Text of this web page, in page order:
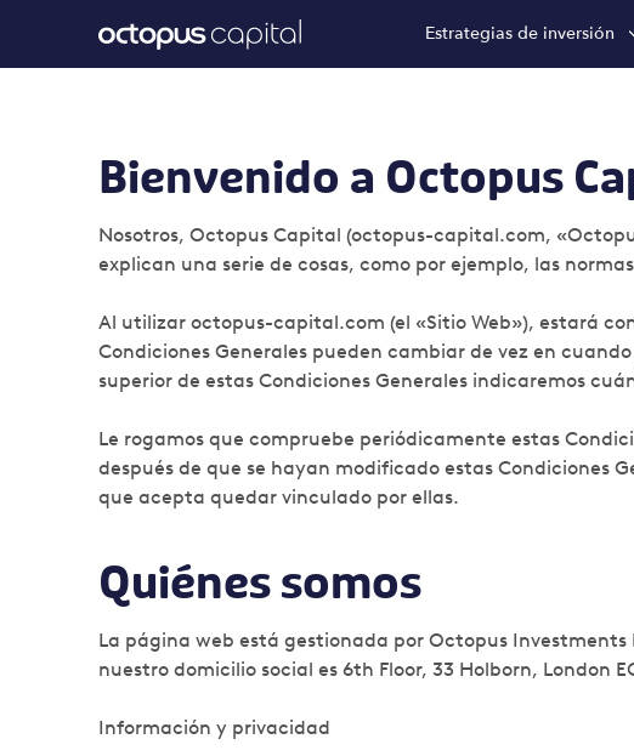
Estrategias de inversión
Bienvenido a Octopus
Nosotros, Octopus Capital (octopus-capital.com,
explican una serie de cosas, como por ejemplo, las
Al utilizar octopus-capital.com (el «Sitio Web»), estará
Condiciones Generales pueden cambiar de vez en
superior de estas Condiciones Generales indicaremos
Le rogamos que compruebe periódicamente estas
después de que se hayan modificado estas Condiciones
que acepta quedar vinculado por ellas.
Quiénes somos
La página web está gestionada por Octopus
nuestro domicilio social es 6th Floor, 33 Holborn, London
Información y privacidad